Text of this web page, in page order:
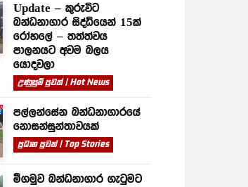
Update – කුරුවිට
බන්ධනාගාර සිද්ධියෙන් 15ක්
රෝහලේ – තත්ත්වය
පාලනයට අවම බලය
යොදවලා
උණුසුම් පුවත් | Hot News
පල්ලන්සේන බන්ධනාගාරයේ
නොසන්සුන්තාවයක්
ප්‍රධාන පුවත් | Top Stories
මීගමුව බන්ධනාගාර ගැටුමට